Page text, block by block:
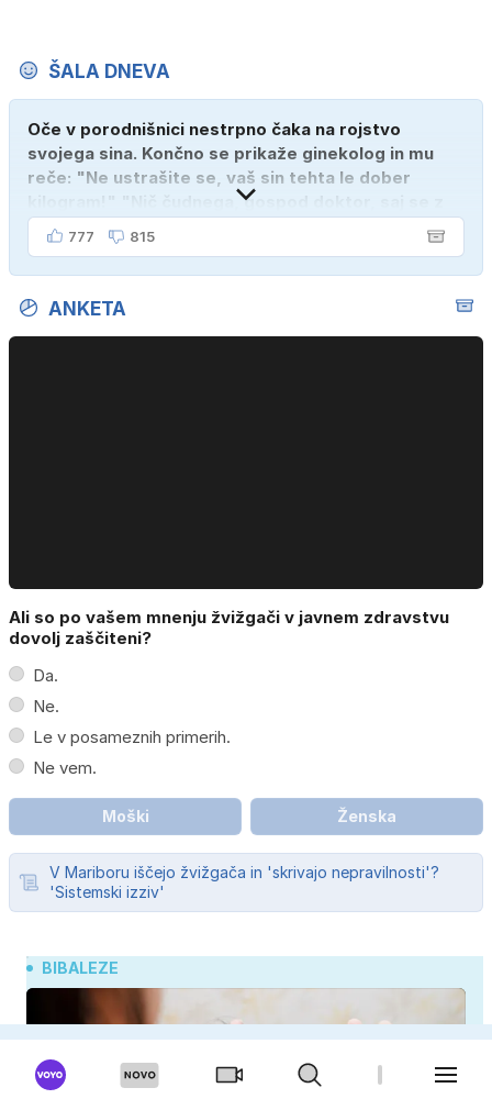
ŠALA DNEVA
Oče v porodnišnici nestrpno čaka na rojstvo
svojega sina. Končno se prikaže ginekolog in mu
reče: "Ne ustrašite se, vaš sin tehta le dober
kilogram!" "Nič čudnega, gospod doktor, saj se z
ženo poznava šele tri mesece."
777 815
ANKETA
Ali so po vašem mnenju žvižgači v javnem zdravstvu
dovolj zaščiteni?
Da.
Ne.
Le v posameznih primerih.
Ne vem.
Moški Ženska
V Mariboru iščejo žvižgača in 'skrivajo nepravilnosti'?
'Sistemski izziv'
BIBALEZE